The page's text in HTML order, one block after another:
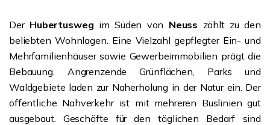
Der Hubertusweg im Süden von Neuss zählt zu den
beliebten Wohnlagen. Eine Vielzahl gepflegter Ein- und
Mehrfamilienhäuser sowie Gewerbeimmobilien prägt die
Bebauung. Angrenzende Grünflächen, Parks und
Waldgebiete laden zur Naherholung in der Natur ein. Der
öffentliche Nahverkehr ist mit mehreren Buslinien gut
ausgebaut. Geschäfte für den täglichen Bedarf sind